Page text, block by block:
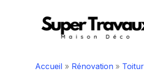
Accueil Rénovation